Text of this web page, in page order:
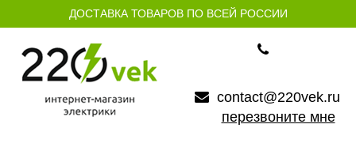
ДОСТАВКА ТОВАРОВ ПО ВСЕЙ РОССИИ
contact@220vek.ru
перезвоните мне